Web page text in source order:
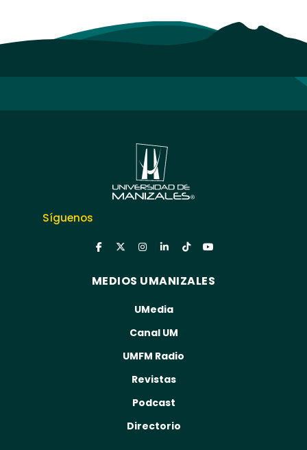
Síguenos
MEDIOS UMANIZALES
UMedia
Canal UM
UMFM Radio
Revistas
Podcast
Directorio